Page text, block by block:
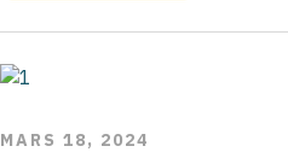
MARS 18, 2024